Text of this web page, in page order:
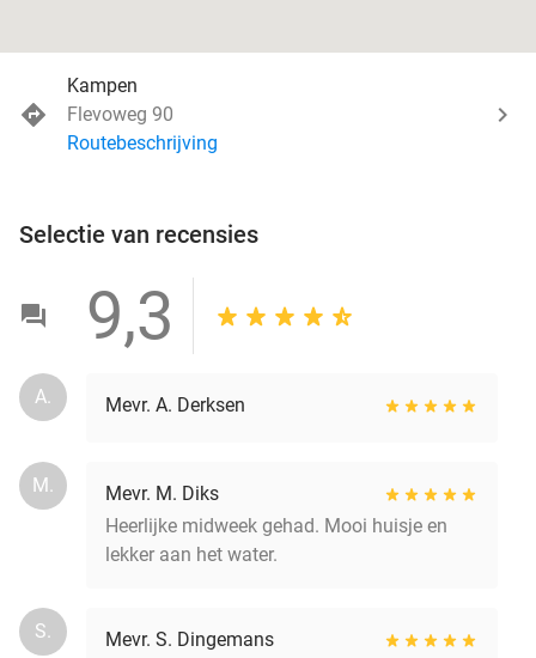
Kampen
Flevoweg 90
Routebeschrijving
Selectie van recensies
9,3
A. Mevr. A. Derksen
M.
Mevr. M. Diks
Heerlijke midweek gehad. Mooi huisje en
lekker aan het water.
S.
Mevr. S. Dingemans